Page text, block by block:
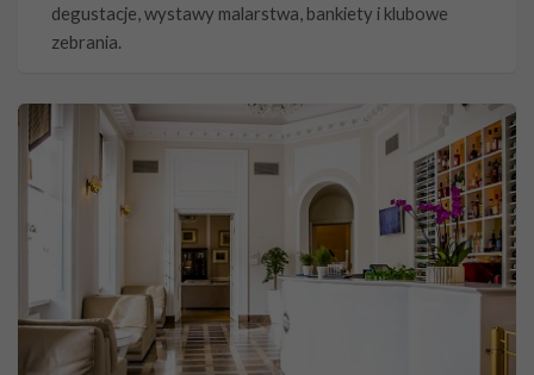
degustacje, wystawy malarstwa, bankiety i klubowe
zebrania.